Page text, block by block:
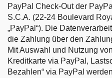
PayPal Check-Out der
S.C.A. (22-24 Boulevard
„PayPal“). Die
die Zahlung über den
Mit Auswahl und Nutzung
Kreditkarte via PayPal,
Bezahlen“ via PayPal